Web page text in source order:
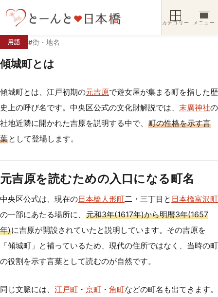
カテゴリー メニュー
用語 #街・地名
傾城町とは
傾城町とは、江戸初期の元吉原で遊女屋が集まる町を指した歴
史上の呼び名です。中央区公式の文化財解説では、 末廣神社の
社地近隣に開かれた吉原を説明する中で、 町の性格を示す言
葉として登場します。
元吉原を読むための入口になる町名
中央区公式は、現在の日本橋人形町二・三丁目と 日本橋富沢町
の一部にあたる場所に、 元和3年(1617年)から明暦3年(1657
年)に吉原が開設されていたと説明しています。その吉原を
「傾城町」と補っているため、現代の住所ではなく、当時の町
の役割を示す言葉として読むのが自然です。
同じ文脈には、 江戸町 ・ 京町 ・ 角町などの町名も出てきます。